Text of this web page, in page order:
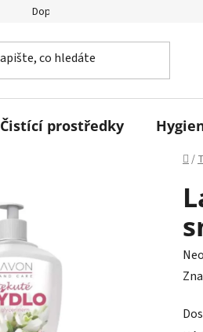
Dopravné
Čistící prostředky
/
je